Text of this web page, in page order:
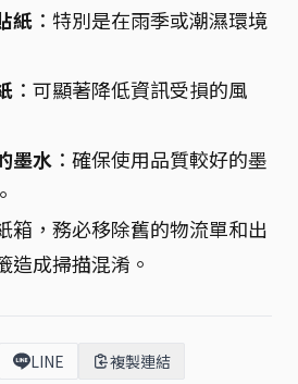
紙 ：特別是在雨季或潮濕環境
：可顯著降低資訊受損的風
墨水 ：確保使用品質較好的墨
箱，務必移除舊的物流單和出
造成掃描混淆。
LINE 複製連結